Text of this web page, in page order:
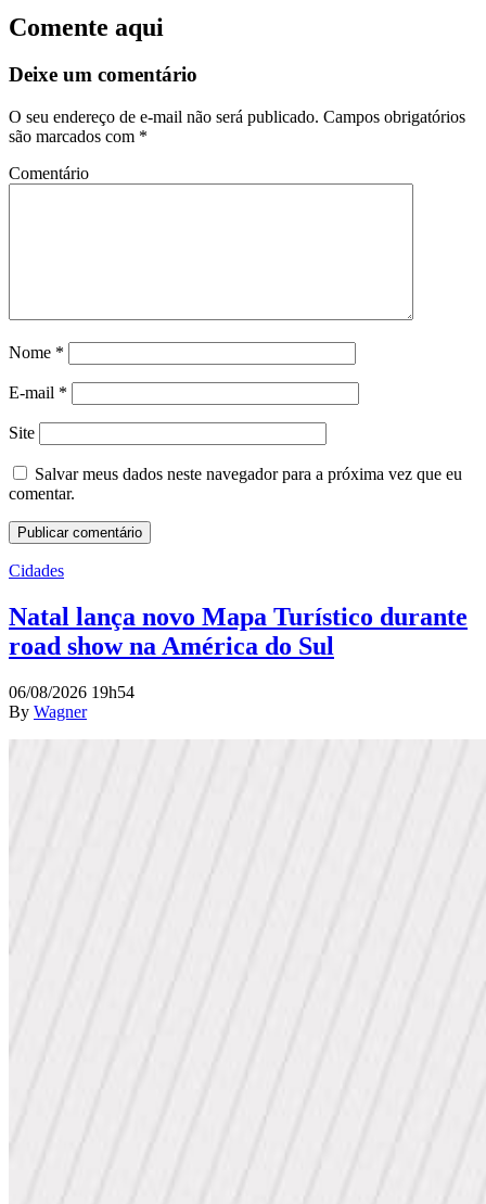
Comente aqui
Deixe um comentário
O seu endereço de e-mail não será publicado. Campos obrigatórios
são marcados com *
Comentário
Nome *
E-mail *
Site
Salvar meus dados neste navegador para a próxima vez que eu
comentar.
Cidades
Natal lança novo Mapa Turístico durante
road show na América do Sul
06/08/2026 19h54
By Wagner